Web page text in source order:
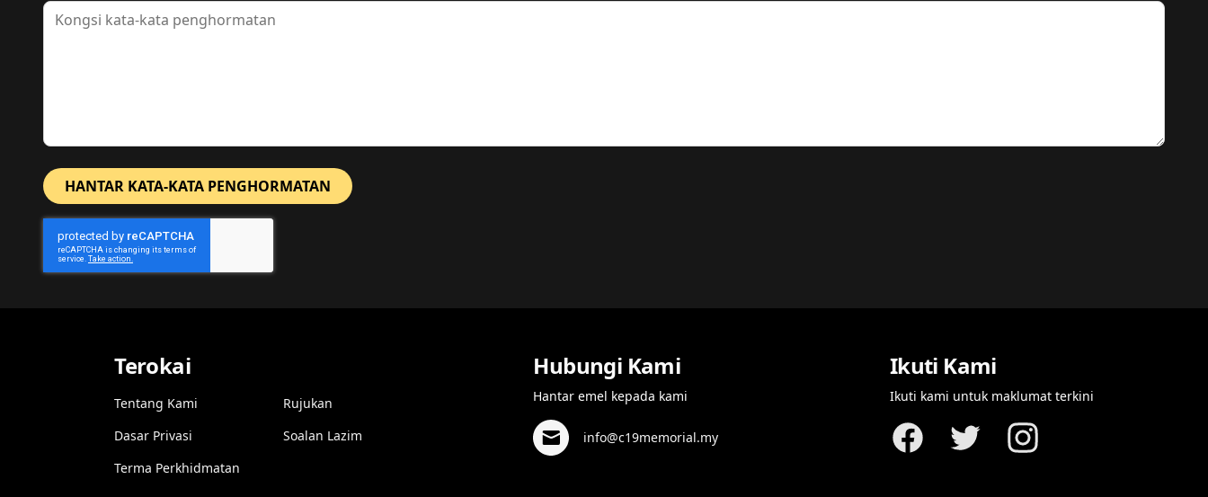
Kata-kata penghormatan
HANTAR KATA-KATA PENGHORMATAN
Terokai
Tentang Kami
Dasar Privasi
Terma Perkhidmatan
Rujukan
Soalan Lazim
Hubungi Kami
Hantar emel kepada kami
info@c19memorial.my
Ikuti Kami
Ikuti kami untuk maklumat terkini
FacebookTwitter Instagram